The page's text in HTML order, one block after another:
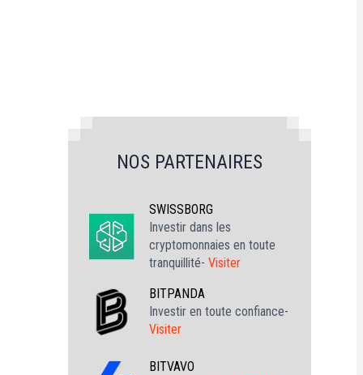
NOS PARTENAIRES
SWISSBORG
Investir dans les
cryptomonnaies en toute
tranquillité- Visiter
BITPANDA
Investir en toute confiance-
Visiter
BITVAVO